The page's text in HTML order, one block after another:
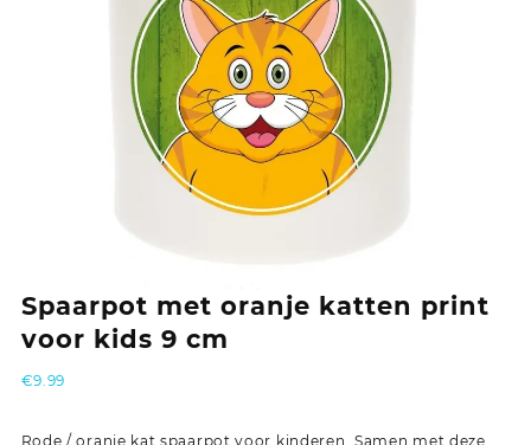
Spaarpot met oranje katten print
voor kids 9 cm
€9.99
Rode / oranje kat spaarpot voor kinderen. Samen met deze